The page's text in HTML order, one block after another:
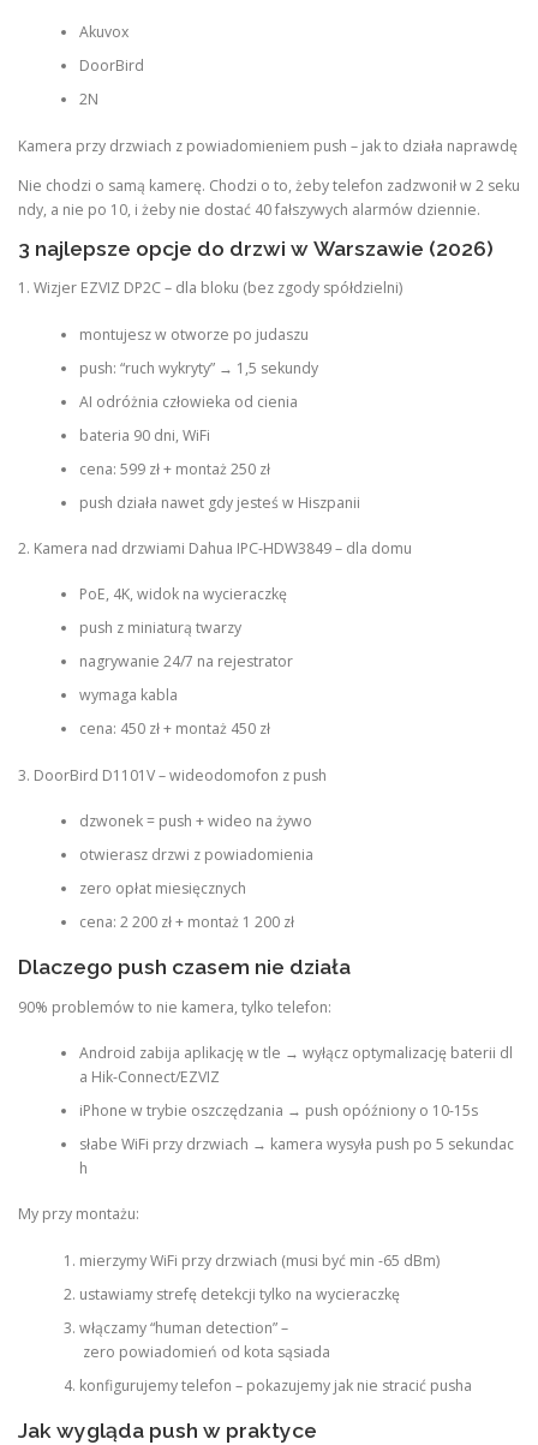
Akuvox
DoorBird
2N
Kamera przy drzwiach z powiadomieniem push – jak to działa naprawdę
Nie chodzi o samą kamerę. Chodzi o to, żeby telefon zadzwonił w 2 seku
ndy, a nie po 10, i żeby nie dostać 40 fałszywych alarmów dziennie.
3 najlepsze opcje do drzwi w Warszawie (2026)
1. Wizjer EZVIZ DP2C – dla bloku (bez zgody spółdzielni)
montujesz w otworze po judaszu
push: “ruch wykryty” → 1,5 sekundy
AI odróżnia człowieka od cienia
bateria 90 dni, WiFi
cena: 599 zł + montaż 250 zł
push działa nawet gdy jesteś w Hiszpanii
2. Kamera nad drzwiami Dahua IPC-HDW3849 – dla domu
PoE, 4K, widok na wycieraczkę
push z miniaturą twarzy
nagrywanie 24/7 na rejestrator
wymaga kabla
cena: 450 zł + montaż 450 zł
3. DoorBird D1101V – wideodomofon z push
dzwonek = push + wideo na żywo
otwierasz drzwi z powiadomienia
zero opłat miesięcznych
cena: 2 200 zł + montaż 1 200 zł
Dlaczego push czasem nie działa
90% problemów to nie kamera, tylko telefon:
Android zabija aplikację w tle → wyłącz optymalizację baterii dl
a Hik-Connect/EZVIZ
iPhone w trybie oszczędzania → push opóźniony o 10-15s
słabe WiFi przy drzwiach → kamera wysyła push po 5 sekundac
h
My przy montażu:
mierzymy WiFi przy drzwiach (musi być min -65 dBm)
ustawiamy strefę detekcji tylko na wycieraczkę
włączamy “human detection” –
zero powiadomień od kota sąsiada
konfigurujemy telefon – pokazujemy jak nie stracić pusha
Jak wygląda push w praktyce